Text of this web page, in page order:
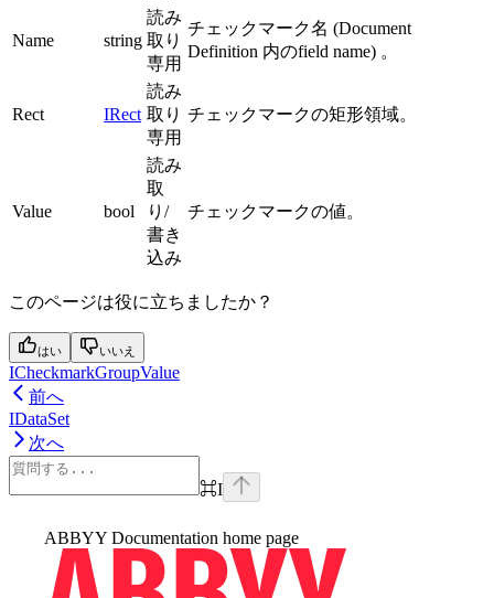
Name string
読み
取り
専用
チェックマーク名 (Document
Definition 内のfield name) 。
Rect IRect
読み
取り
専用
チェックマークの矩形領域。
Value bool
読み
取
り/
書き
込み
チェックマークの値。
このページは役に立ちましたか？
はい いいえ
ICheckmarkGroupValue
前へ
IDataSet
次へ
⌘I
ABBYY Documentation home page